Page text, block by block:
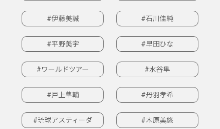
#伊藤美誠 #石川佳純
#平野美宇 #早田ひな
#ワールドツアー #水谷隼
#戸上隼輔 #丹羽孝希
#琉球アスティーダ #木原美悠